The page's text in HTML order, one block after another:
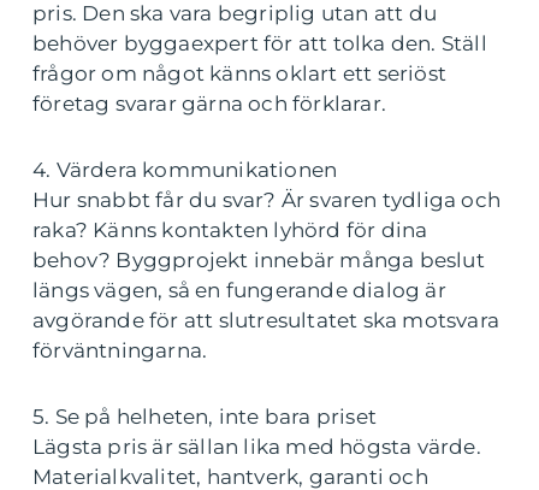
pris. Den ska vara begriplig utan att du
behöver byggaexpert för att tolka den. Ställ
frågor om något känns oklart ett seriöst
företag svarar gärna och förklarar.
4. Värdera kommunikationen
Hur snabbt får du svar? Är svaren tydliga och
raka? Känns kontakten lyhörd för dina
behov? Byggprojekt innebär många beslut
längs vägen, så en fungerande dialog är
avgörande för att slutresultatet ska motsvara
förväntningarna.
5. Se på helheten, inte bara priset
Lägsta pris är sällan lika med högsta värde.
Materialkvalitet, hantverk, garanti och